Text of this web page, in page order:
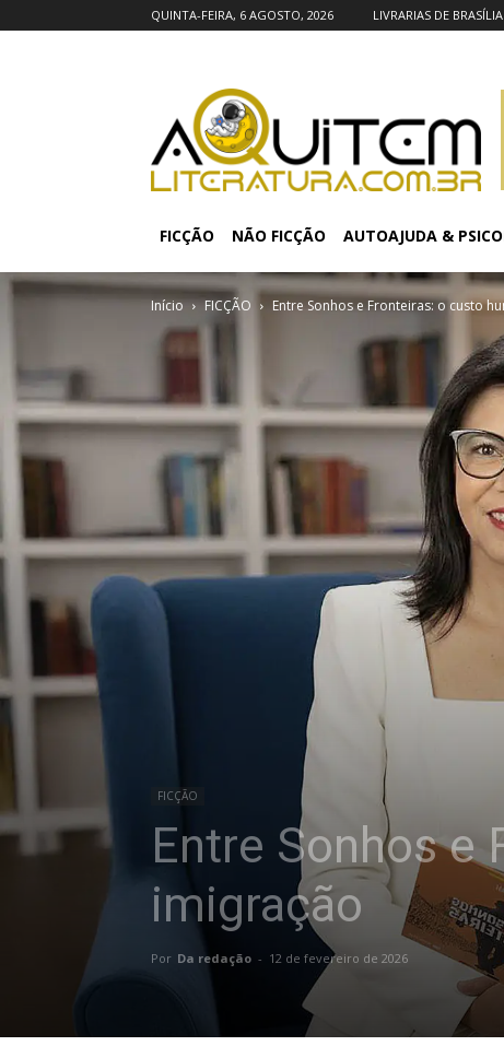
QUINTA-FEIRA, 6 AGOSTO, 2026 LIVRARIAS DE BRASÍLIA
FICÇÃO NÃO FICÇÃO AUTOAJUDA &
Início FICÇÃO Entre Sonhos e Fronteiras: o custo
FICÇÃO
Entre Sonhos e
imigração
Por Da redação - 12 de fevereiro de 2026